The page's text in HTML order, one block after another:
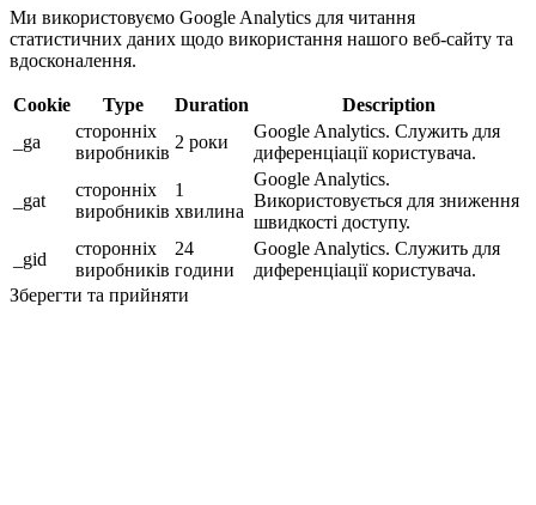
Ми використовуємо Google Analytics для читання
статистичних даних щодо використання нашого веб-сайту та
вдосконалення.
Cookie Type Duration
Description
_ga
сторонніх
виробників
2 роки
Google Analytics. Служить для
диференціації користувача.
_gat
сторонніх
виробників
1
хвилина
Google Analytics.
Використовується для зниження
швидкості доступу.
_gid
сторонніх
виробників
24
години
Google Analytics. Служить для
диференціації користувача.
Зберегти та прийняти